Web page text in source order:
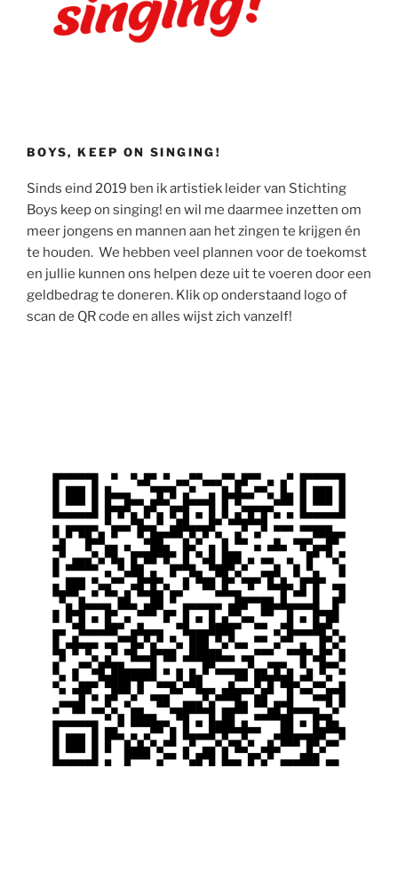
BOYS, KEEP ON SINGING!
Sinds eind 2019 ben ik artistiek leider van Stichting
Boys keep on singing! en wil me daarmee inzetten om
meer jongens en mannen aan het zingen te krijgen én
te houden. We hebben veel plannen voor de toekomst
en jullie kunnen ons helpen deze uit te voeren door een
geldbedrag te doneren. Klik op onderstaand logo of
scan de QR code en alles wijst zich vanzelf!